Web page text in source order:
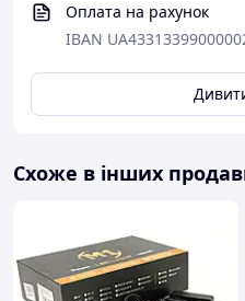
Оплата на рахунок
IBAN
Схоже в інших